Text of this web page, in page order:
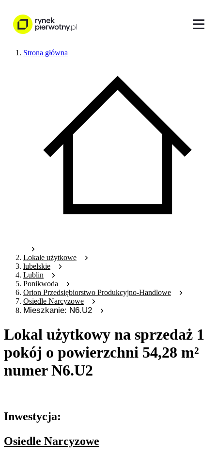
Strona główna
Lokale użytkowe
lubelskie
Lublin
Ponikwoda
Orion Przedsiębiorstwo Produkcyjno-Handlowe
Osiedle Narcyzowe
Mieszkanie: N6.U2
Lokal użytkowy na sprzedaż 1
pokój o powierzchni 54,28 m²
numer N6.U2
Inwestycja:
Osiedle Narcyzowe